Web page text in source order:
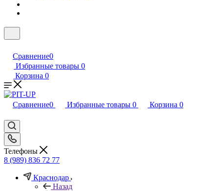
Сравнение0
Избранные товары 0
Корзина 0
Сравнение0 Избранные товары 0 Корзина 0
Телефоны
8 (989) 836 72 77
Краснодар
Назад